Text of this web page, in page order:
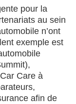
pour la
au sein
n’ont
exemple est
Care à
afin de